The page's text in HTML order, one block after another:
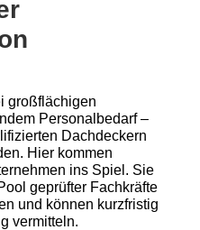
großflächigen
Personalbedarf –
Dachdeckern
Hier kommen
ins Spiel. Sie
geprüfter Fachkräfte
und können kurzfristig
vermitteln.